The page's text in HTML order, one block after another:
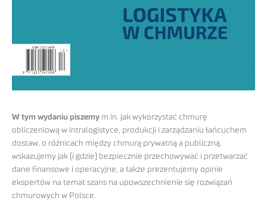
W tym wydaniu piszemy m.in. jak wykorzystać chmurę
obliczeniową w intralogistyce, produkcji i zarządzaniu łańcuchem
dostaw, o różnicach między chmurą prywatną a publiczną,
wskazujemy jak (i gdzie) bezpiecznie przechowywać i przetwarzać
dane finansowe i operacyjne, a także prezentujemy opinie
ekspertów na temat szans na upowszechnienie się rozwiązań
chmurowych w Polsce.